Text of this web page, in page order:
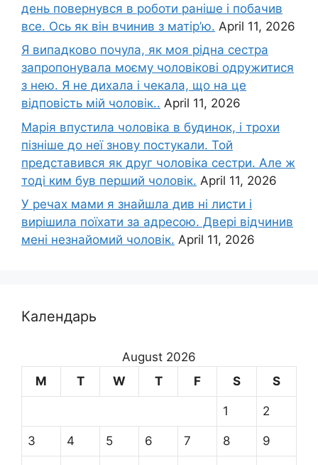
день повернувся в роботи раніше і побачив
все. Ось як він вчинив з матір’ю. April 11, 2026
Я випадково почула, як моя рідна сестра
запропонувала моєму чоловікові одружитися
з нею. Я не дихала і чекала, що на це
відповість мій чоловік.. April 11, 2026
Марія впустила чоловіка в будинок, і трохи
пізніше до неї знову постукали. Той
представився як друг чоловіка сестри. Але ж
тоді ким був перший чоловік. April 11, 2026
У речах мами я знайшла див ні листи і
вирішила поїхати за адресою. Двері відчинив
мені незнайомий чоловік. April 11, 2026
Календарь
August 2026
M
T W T F S S
1 2
3 4 5 6 7 8 9